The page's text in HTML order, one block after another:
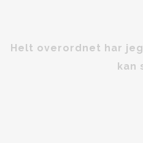
Helt overordnet har
kan